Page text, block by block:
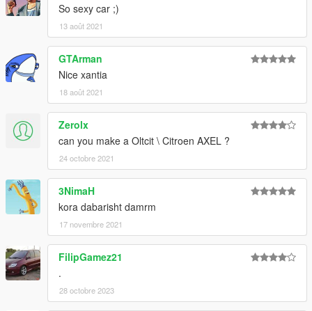
So sexy car ;)
13 août 2021
GTArman
Nice xantia
18 août 2021
Zerolx
can you make a Oltcit \ Citroen AXEL ?
24 octobre 2021
3NimaH
kora dabarisht damrm
17 novembre 2021
FilipGamez21
.
28 octobre 2023